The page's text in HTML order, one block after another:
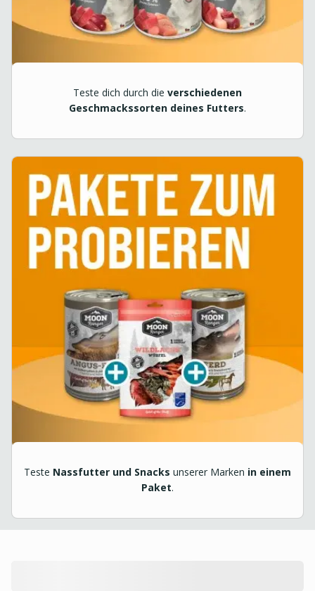
Teste dich durch die verschiedenen
Geschmackssorten deines Futters.
Teste Nassfutter und Snacks unserer Marken in einem
Paket.